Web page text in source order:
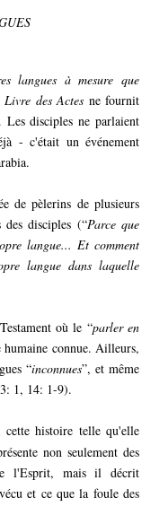
langues à mesure que
Livre des Actes ne fournit
Les disciples ne parlaient
- c'était un événement
de pèlerins de plusieurs
disciples (“Parce que
langue... Et comment
langue dans laquelle
où le “parler en
connue. Ailleurs,
“inconnues”, et même
1, 14: 1-9).
cette histoire telle qu'elle
non seulement des
l'Esprit, mais il décrit
et ce que la foule des